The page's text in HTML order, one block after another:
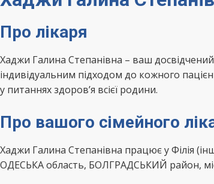
Про лікаря
Хаджи Галина Степанівна – ваш
індивідуальним підходом до кожного
у питаннях здоров’я всієї родини.
Про вашого сімейного
Хаджи Галина Степанівна працює у Філія
ОДЕСЬКА область, БОЛГРАДСЬКИЙ район,